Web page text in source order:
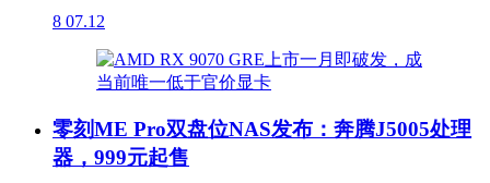
8 07.12
零刻ME Pro双盘位NAS发布：奔腾J5005处理
器，999元起售